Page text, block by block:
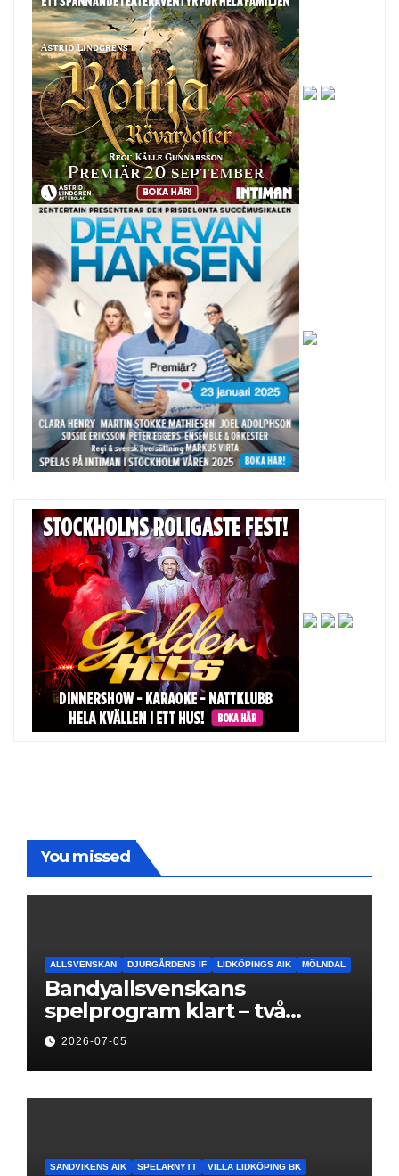
You missed
ALLSVENSKAN DJURGÅRDENS IF LIDKÖPINGS AIK MÖLNDAL
Bandyallsvenskans
spelprogram klart – två
föreningar jagar sin
elitseriesäsong
2026-07-05
SANDVIKENS AIK SPELARNYTT VILLA LIDKÖPING BK